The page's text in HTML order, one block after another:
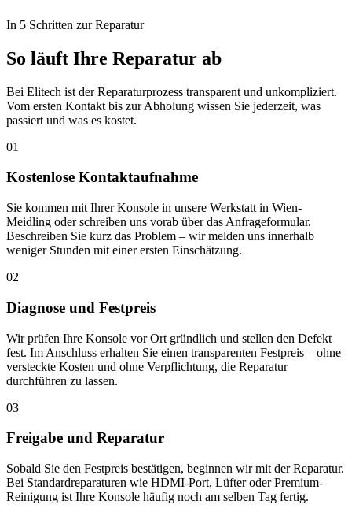
In 5 Schritten zur Reparatur
So läuft Ihre Reparatur ab
Bei Elitech ist der Reparaturprozess transparent und unkompliziert.
Vom ersten Kontakt bis zur Abholung wissen Sie jederzeit, was
passiert und was es kostet.
01
Kostenlose Kontaktaufnahme
Sie kommen mit Ihrer Konsole in unsere Werkstatt in Wien-
Meidling oder schreiben uns vorab über das Anfrageformular.
Beschreiben Sie kurz das Problem – wir melden uns innerhalb
weniger Stunden mit einer ersten Einschätzung.
02
Diagnose und Festpreis
Wir prüfen Ihre Konsole vor Ort gründlich und stellen den Defekt
fest. Im Anschluss erhalten Sie einen transparenten Festpreis – ohne
versteckte Kosten und ohne Verpflichtung, die Reparatur
durchführen zu lassen.
03
Freigabe und Reparatur
Sobald Sie den Festpreis bestätigen, beginnen wir mit der Reparatur.
Bei Standardreparaturen wie HDMI-Port, Lüfter oder Premium-
Reinigung ist Ihre Konsole häufig noch am selben Tag fertig.